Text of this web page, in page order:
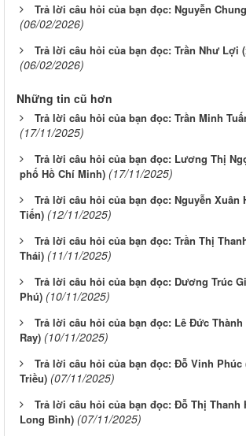
Trả lời câu hỏi của bạn đọc: Nguyễn
(06/02/2026)
Trả lời câu hỏi của bạn đọc: Trần Như Lợi
(06/02/2026)
Những tin cũ hơn
Trả lời câu hỏi của bạn đọc: Trần Minh
(17/11/2025)
Trả lời câu hỏi của bạn đọc: Lương Thị
phố Hồ Chí Minh) (17/11/2025)
Trả lời câu hỏi của bạn đọc: Nguyễn Xuân
Tiến) (12/11/2025)
Trả lời câu hỏi của bạn đọc: Trần Thị
Thái) (11/11/2025)
Trả lời câu hỏi của bạn đọc: Dương Trúc
Phú) (10/11/2025)
Trả lời câu hỏi của bạn đọc: Lê Đức Thành
Ray) (10/11/2025)
Trả lời câu hỏi của bạn đọc: Đỗ Vinh Phúc
Triều) (07/11/2025)
Trả lời câu hỏi của bạn đọc: Đỗ Thị Thanh
Long Bình) (07/11/2025)